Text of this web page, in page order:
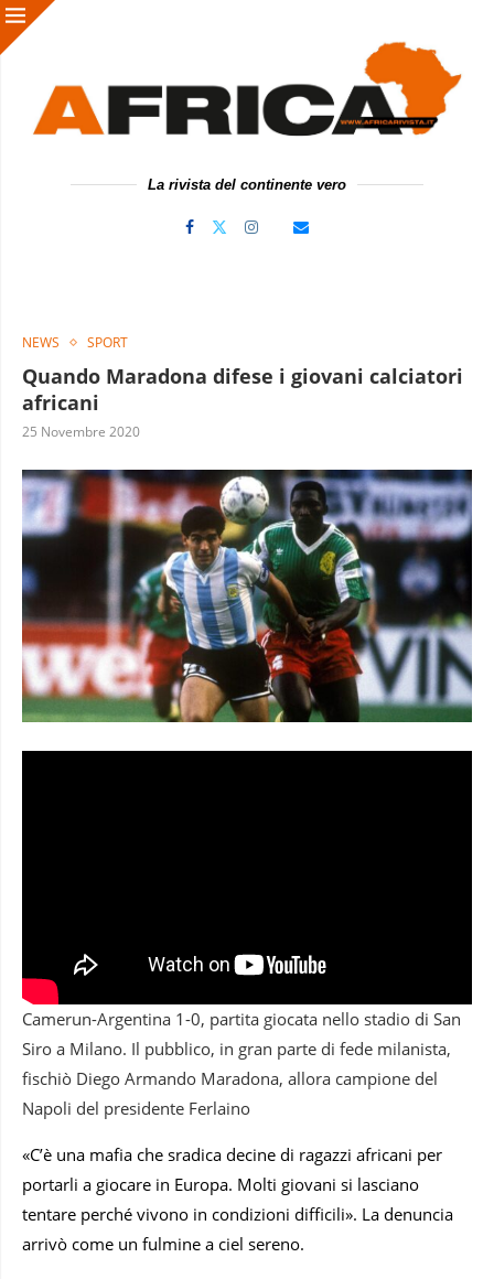
La rivista del continente vero
NEWS SPORT
Quando Maradona difese i giovani calciatori
africani
25 Novembre 2020
Camerun-Argentina 1-0, partita giocata nello stadio di San
Siro a Milano. Il pubblico, in gran parte di fede milanista,
fischiò Diego Armando Maradona, allora campione del
Napoli del presidente Ferlaino
«C’è una mafia che sradica decine di ragazzi africani per
portarli a giocare in Europa. Molti giovani si lasciano
tentare perché vivono in condizioni difficili». La denuncia
arrivò come un fulmine a ciel sereno.